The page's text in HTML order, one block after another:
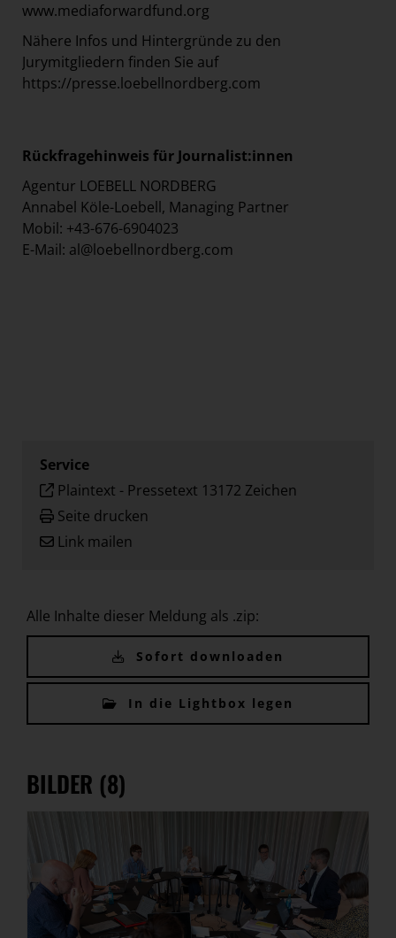
www.mediaforwardfund.org
Nähere Infos und Hintergründe zu den
Jurymitgliedern finden Sie auf
https://presse.loebellnordberg.com
Rückfragehinweis für Journalist:innen
Agentur LOEBELL NORDBERG
Annabel Köle-Loebell, Managing Partner
Mobil: +43-676-6904023
E-Mail: al@loebellnordberg.com
Service
Plaintext - Pressetext 13172 Zeichen
Seite drucken
Link mailen
Alle Inhalte dieser Meldung als .zip:
Sofort downloaden
In die Lightbox legen
BILDER (8)